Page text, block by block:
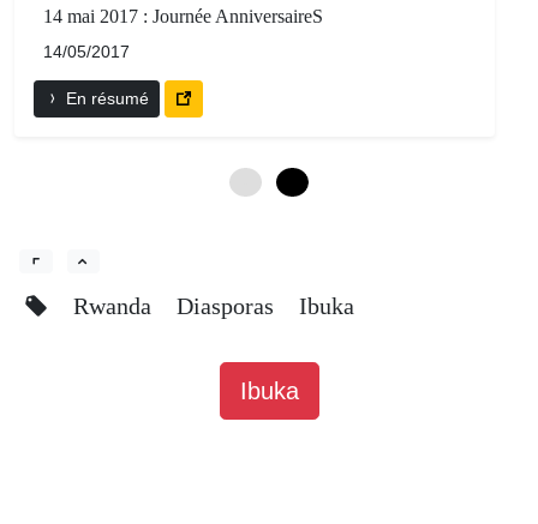
14 mai 2017 : Journée AnniversaireS
14/05/2017
En résumé
Rwanda Diasporas Ibuka
Ibuka